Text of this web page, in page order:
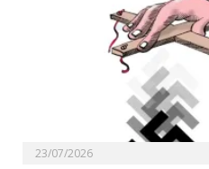
23/07/2026